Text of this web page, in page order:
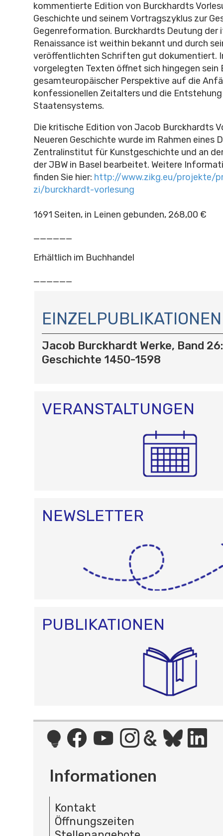
kommentierte Edition von Burckhardts
Geschichte und seinem Vortragszyklus zur
Gegenreformation. Burckhardts Deutung der
Renaissance ist weithin bekannt und durch
veröffentlichten Schriften gut dokumentiert.
vorgelegten Texten öffnet sich hingegen sein
gesamteuropäischer Perspektive auf die
konfessionellen Zeitalters und die
Staatensystems.
Die kritische Edition von Jacob Burckhardts
Neueren Geschichte wurde im Rahmen eines
Zentralinstitut für Kunstgeschichte und an
der JBW in Basel bearbeitet. Weitere
finden Sie hier: http://www.zikg.eu/projekte/
zi/burckhardt-vorlesung
1691 Seiten, in Leinen gebunden, 268,00 €
______
Erhältlich im Buchhandel
______
A
V
I
G
A
N
EINZELPUBLIKATIONEN
Jacob Burckhardt Werke, Band
Geschichte 1450-1598
VERANSTALTUNGEN
NEWSLETTER
PUBLIKATIONEN
Informationen
Kontakt
Öffnungszeiten